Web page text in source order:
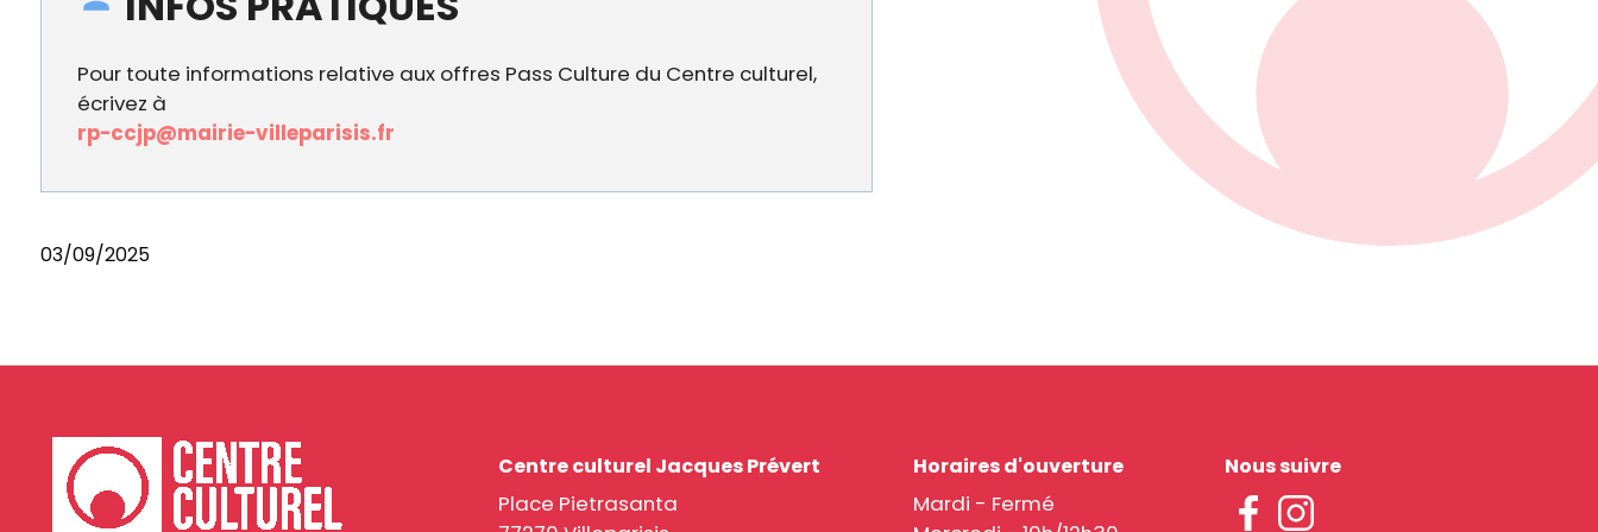
Pour toute informations relative aux offres Pass Culture du Centre culturel,
écrivez à
rp-ccjp@mairie-villeparisis.fr
03/09/2025
Centre culturel Jacques Prévert
Place Pietrasanta
Horaires d'ouverture
Mardi - Fermé
Nous suivre